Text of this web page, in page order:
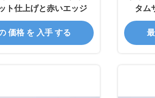
ト仕上げと赤いエッジ
価格 を 入手 する
タム